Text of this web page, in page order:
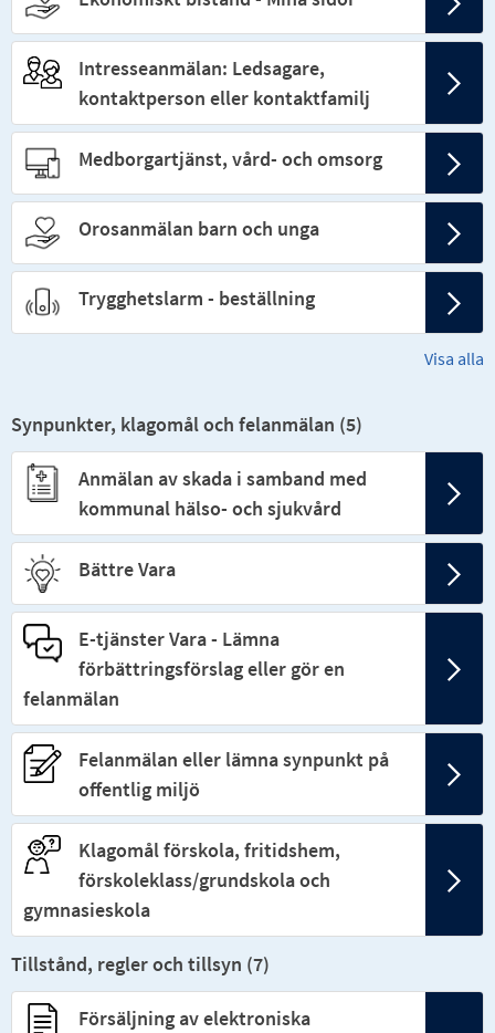
Intresseanmälan: Ledsagare,
kontaktperson eller kontaktfamilj
Medborgartjänst, vård- och omsorg
Orosanmälan barn och unga
Trygghetslarm - beställning
Visa alla
Synpunkter, klagomål och felanmälan (5)
Anmälan av skada i samband med
kommunal hälso- och sjukvård
Bättre Vara
E-tjänster Vara - Lämna
förbättringsförslag eller gör en
felanmälan
Felanmälan eller lämna synpunkt på
offentlig miljö
Klagomål förskola, fritidshem,
förskoleklass/grundskola och
gymnasieskola
Tillstånd, regler och tillsyn (7)
Försäljning av elektroniska